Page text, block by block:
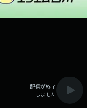
配信が終了
しました